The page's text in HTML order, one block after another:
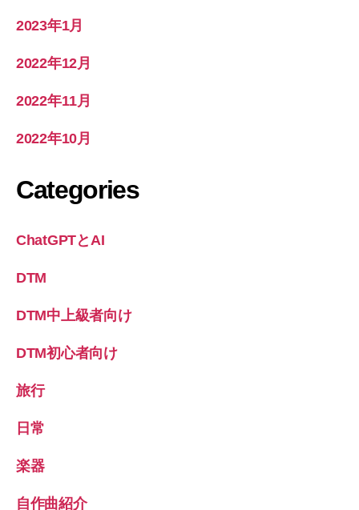
2023年1月
2022年12月
2022年11月
2022年10月
Categories
ChatGPTとAI
DTM
DTM中上級者向け
DTM初心者向け
旅行
日常
楽器
自作曲紹介